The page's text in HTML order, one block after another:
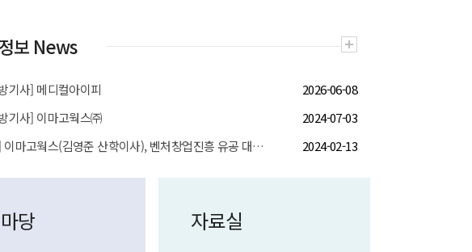
보 News
기사] 메디컬아이피
2026-06-08
기사] 이마고웍스㈜
2024-07-03
[회원 소식] 이마고웍스(김영준 산학이사), 벤처창업진흥 유공 대통령 표창 수상
2024-02-13
당 자료실